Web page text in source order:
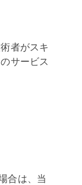
者がスキ
サービス
合は、当